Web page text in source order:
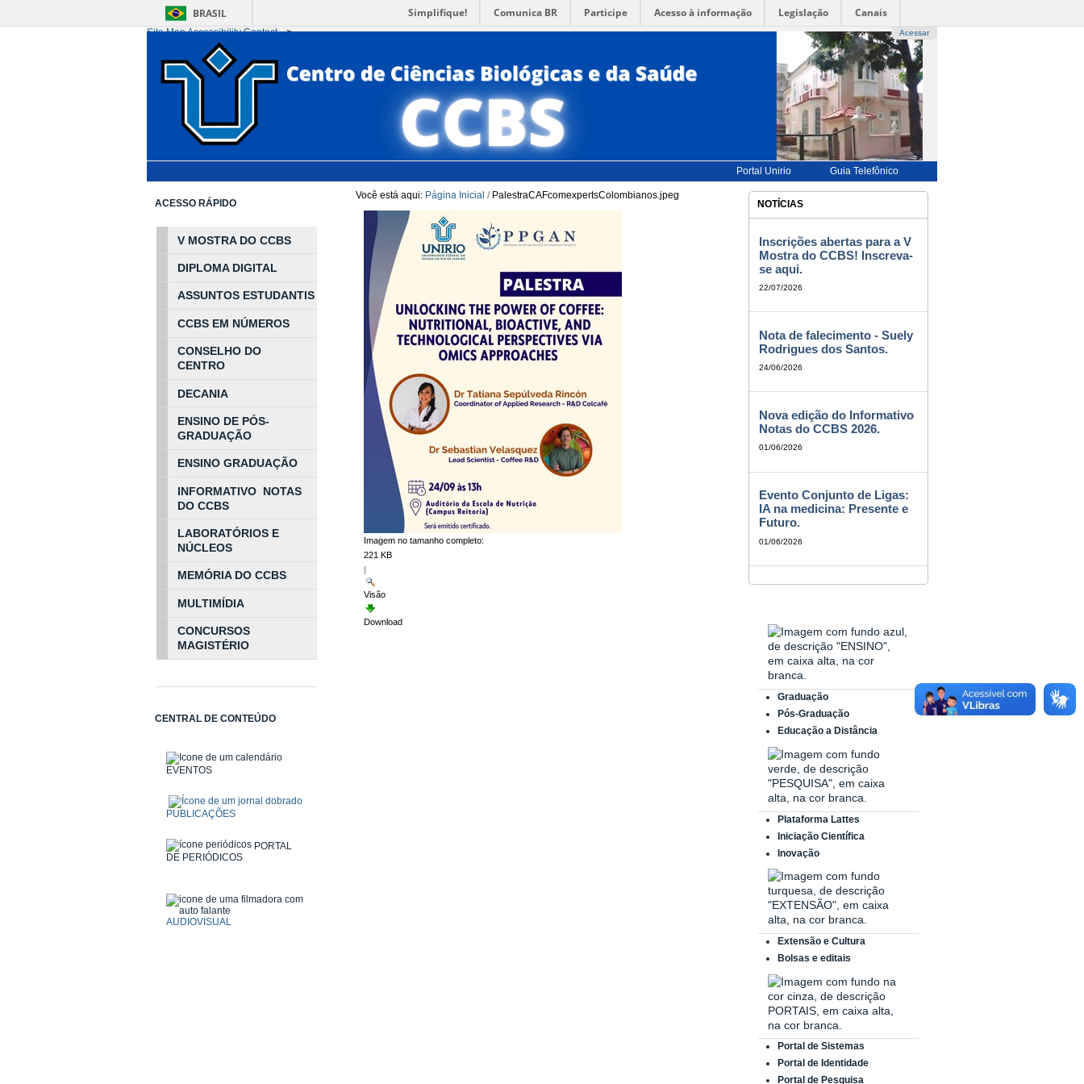
BRASIL Simplifique! Comunica BR Participe Acesso à informação Legislação Canais
Acessar
Ir para o conteúdo
ESPAÑOL |--> FRANÇAIS-->
ALTO CONTRASTE | MAPA DO SITE
Site MapAccessibility Contact-->
Portal Unirio Guia Telefônico
Você está aqui: Página Inicial / PalestraCAFcomexpertsColombianos.jpeg
Imagem no tamanho completo:
221 KB
|
Visão
Download
ACESSO RÁPIDO
V MOSTRA DO CCBS
DIPLOMA DIGITAL
ASSUNTOS ESTUDANTIS
CCBS EM NÚMEROS
CONSELHO DO
CENTRO
DECANIA
ENSINO DE PÓS-
GRADUAÇÃO
ENSINO GRADUAÇÃO
INFORMATIVO NOTAS
DO CCBS
LABORATÓRIOS E
NÚCLEOS
MEMÓRIA DO CCBS
MULTIMÍDIA
CONCURSOS
MAGISTÉRIO
CENTRAL DE CONTEÚDO
EVENTOS
PUBLICAÇÕES
PORTAL
DE PERIÓDICOS
AUDIOVISUAL
NOTÍCIAS
Inscrições abertas para a V
Mostra do CCBS! Inscreva-
se aqui.
22/07/2026
Nota de falecimento - Suely
Rodrigues dos Santos.
24/06/2026
Nova edição do Informativo
Notas do CCBS 2026.
01/06/2026
Evento Conjunto de Ligas:
IA na medicina: Presente e
Futuro.
01/06/2026
Graduação
Pós-Graduação
Educação a Distância
Plataforma Lattes
Iniciação Científica
Inovação
Extensão e Cultura
Bolsas e editais
Portal de Sistemas
Portal de Identidade
Portal de Pesquisa